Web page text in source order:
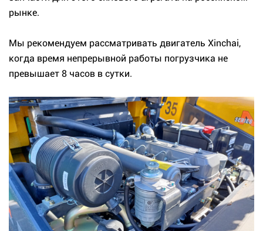
рынке.
Мы рекомендуем рассматривать двигатель Xinchai,
когда время непрерывной работы погрузчика не
превышает 8 часов в сутки.